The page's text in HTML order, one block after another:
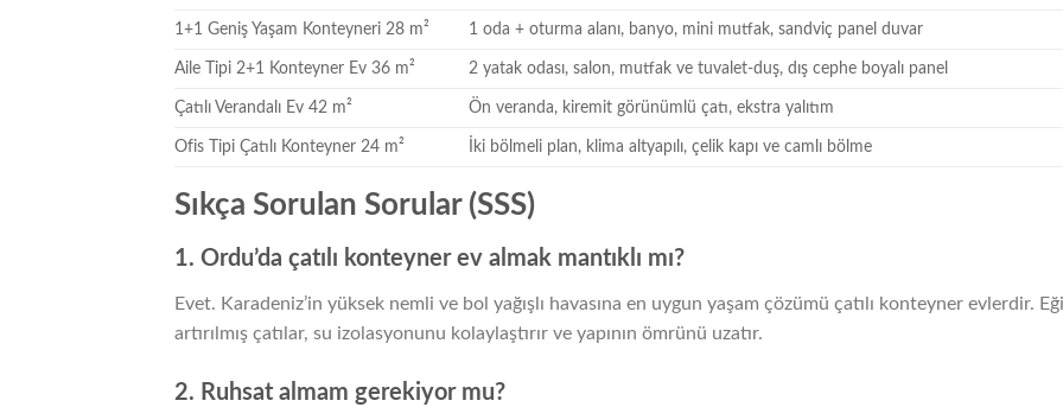
1+1 Geniş Yaşam Konteyneri 28 m² 1 oda + oturma alanı, banyo, mini mutfak, sandviç panel duvar
Aile Tipi 2+1 Konteyner Ev 36 m² 2 yatak odası, salon, mutfak ve tuvalet-duş, dış cephe boyalı panel
Çatılı Verandalı Ev 42 m² Ön veranda, kiremit görünümlü çatı, ekstra yalıtım
Ofis Tipi Çatılı Konteyner 24 m² İki bölmeli plan, klima altyapılı, çelik kapı ve camlı bölme
Sıkça Sorulan Sorular (SSS)
1. Ordu’da çatılı konteyner ev almak mantıklı mı?
Evet. Karadeniz’in yüksek nemli ve bol yağışlı havasına en uygun yaşam çözümü çatılı konteyner evlerdir.
artırılmış çatılar, su izolasyonunu kolaylaştırır ve yapının ömrünü uzatır.
2. Ruhsat almam gerekiyor mu?